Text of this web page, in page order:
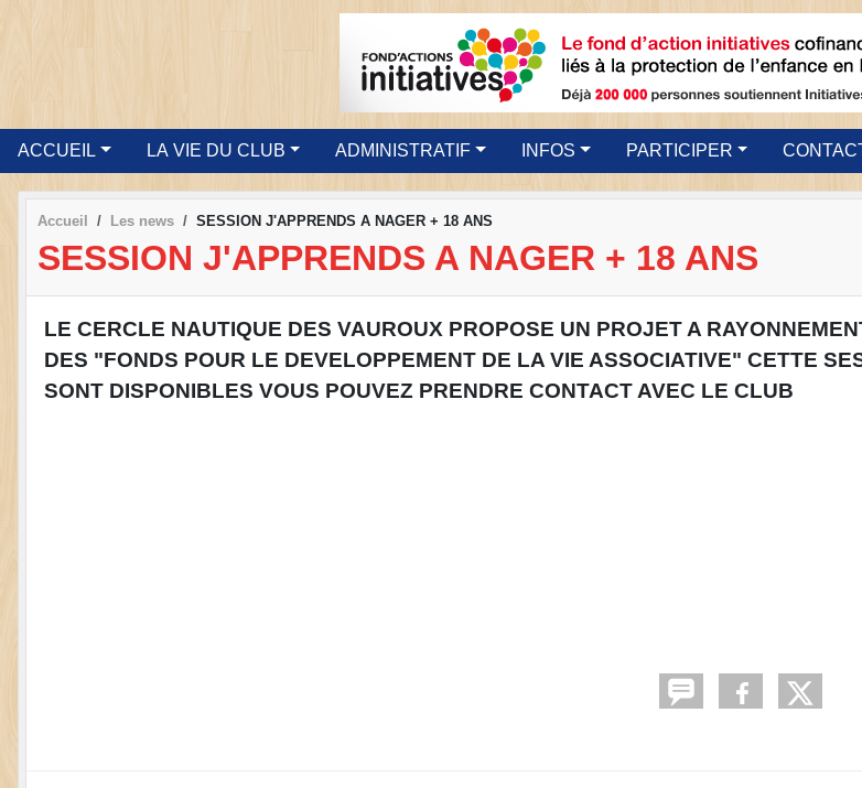
ACCUEIL LA VIE DU CLUB ADMINISTRATIF INFOS PARTICIPER
Accueil Les news SESSION J'APPRENDS A NAGER + 18 ANS
SESSION J'APPRENDS A NAGER + 18 ANS
LE CERCLE NAUTIQUE DES VAUROUX PROPOSE UN PROJET A
DES "FONDS POUR LE DEVELOPPEMENT DE LA VIE ASSOCIATIVE" CETTE
SONT DISPONIBLES VOUS POUVEZ PRENDRE CONTACT AVEC LE CLUB